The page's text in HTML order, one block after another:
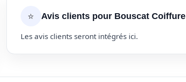
⭐ Avis clients pour Bouscat Coiffure
Les avis clients seront intégrés ici.